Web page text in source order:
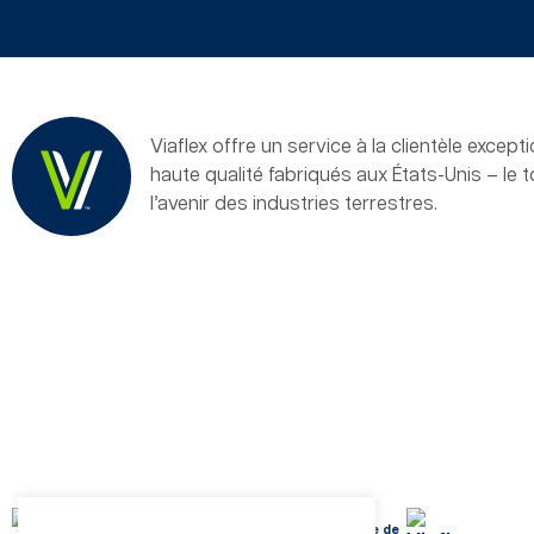
Viaflex offre un service à la clientèle
haute qualité fabriqués aux États-Unis –
l’avenir des industries terrestres.
Normes d’atténuation du méthane de